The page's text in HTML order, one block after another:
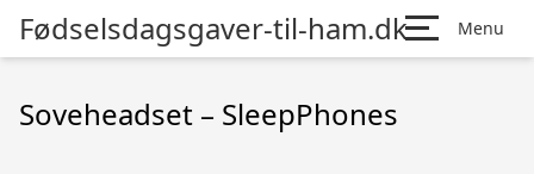
Fødselsdagsgaver-til-ham.dk Menu
Soveheadset – SleepPhones